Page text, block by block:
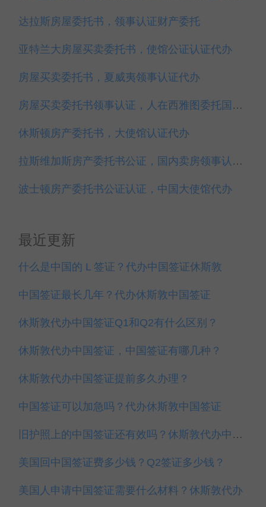
达拉斯房屋委托书，领事认证财产委托
亚特兰大房屋买卖委托书，使馆公证认证代办
房屋买卖委托书，夏威夷领事认证代办
房屋买卖委托书领事认证，人在西雅图委托国内买房
休斯顿房产委托书，大使馆认证代办
拉斯维加斯房产委托书公证，国内卖房领事认证代办
波士顿房产委托书公证认证，中国大使馆代办
最近更新
什么是中国的 L 签证？代办中国签证休斯敦
中国签证最长几年？代办休斯敦中国签证
休斯敦代办中国签证Q1和Q2有什么区别？
休斯敦代办中国签证，中国签证有哪几种？
休斯敦代办中国签证提前多久办理？
中国签证可以加急吗？代办休斯敦中国签证
旧护照上的中国签证还有效吗？休斯敦代办中国签证
美国回中国签证费多少钱？Q2签证多少钱？
美国人申请中国签证需要什么材料？休斯敦代办